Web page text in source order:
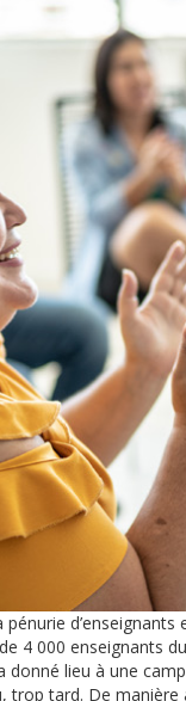
4 000 enseignants
donné lieu à une
tard. De